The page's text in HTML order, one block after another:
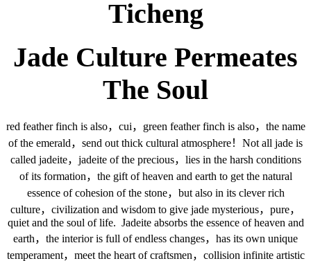
Ticheng
Jade Culture Permeates
The Soul
red feather finch is also，cui，green feather finch is also，the name
of the emerald，send out thick cultural atmosphere！Not all jade is
called jadeite，jadeite of the precious，lies in the harsh conditions
of its formation，the gift of heaven and earth to get the natural
essence of cohesion of the stone，but also in its clever rich
culture，civilization and wisdom to give jade mysterious，pure，
quiet and the soul of life. Jadeite absorbs the essence of heaven and
earth，the interior is full of endless changes，has its own unique
temperament，meet the heart of craftsmen，collision infinite artistic